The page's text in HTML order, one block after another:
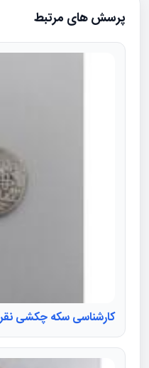
پرسش های مرتبط
کارشناسی سکه چکشی